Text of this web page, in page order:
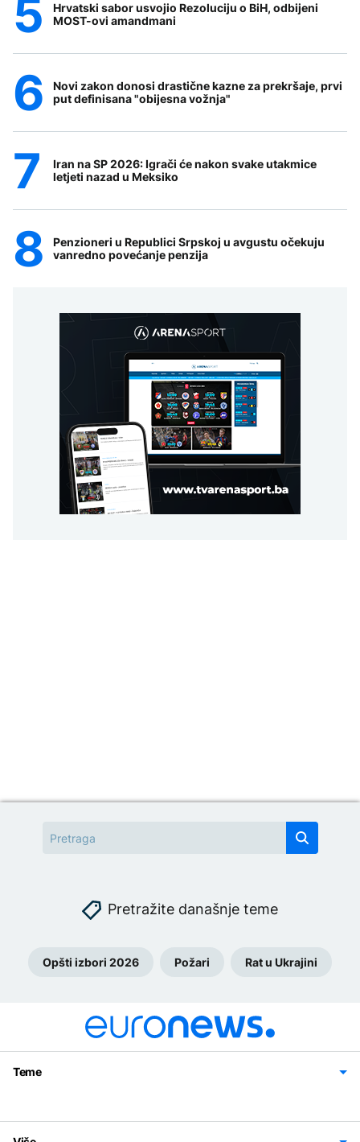
Hrvatski sabor usvojio Rezoluciju o BiH, odbijeni
MOST-ovi amandmani
Novi zakon donosi drastične kazne za prekršaje, prvi
put definisana "obijesna vožnja"
Iran na SP 2026: Igrači će nakon svake utakmice
letjeti nazad u Meksiko
Penzioneri u Republici Srpskoj u avgustu očekuju
vanredno povećanje penzija
Pretražite današnje teme
Opšti izbori 2026 Požari Rat u Ukrajini
Teme
Svijet
Sport